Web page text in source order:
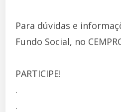
Para dúvidas e
Fundo Social, no
PARTICIPE!
.
.